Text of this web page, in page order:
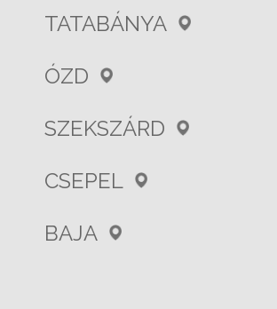
TATABÁNYA
ÓZD
SZEKSZÁRD
CSEPEL
BAJA